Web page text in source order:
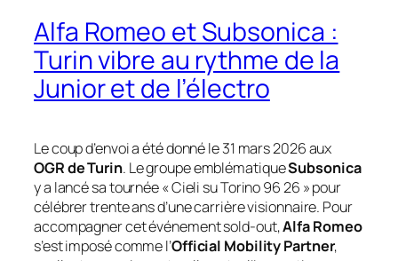
Alfa Romeo et Subsonica :
Turin vibre au rythme de la
Junior et de l’électro
Le coup d’envoi a été donné le 31 mars 2026 aux
OGR de Turin. Le groupe emblématiqueSubsonica
y a lancé sa tournée «Cieli su Torino 96 26 » pour
célébrer trente ans d’une carrière visionnaire. Pour
accompagner cet événement sold-out,Alfa Romeo
s’est imposé comme l’Official Mobility Partner,